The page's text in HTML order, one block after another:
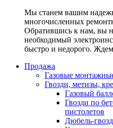
Мы станем вашим
многочисленных
Обратившись к нам, вы
необходимый
быстро и недорого.
Продажа
Газовые
Гвозди, метизы,
Газовый
Гвозди по
пистолетов
Дюбель-